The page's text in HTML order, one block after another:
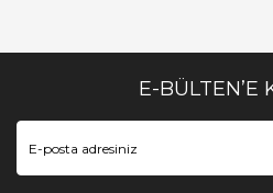
E-BÜLTEN’E